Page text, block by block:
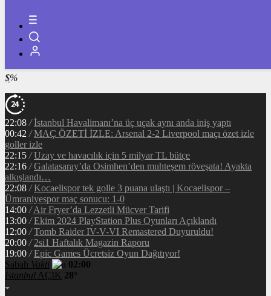
RİPPLE
TETHER
$%
22:08 / İstanbul Havalimanı’na üç uçak aynı anda iniş yaptı
00:42 / MAÇ ÖZETİ İZLE: Arsenal 2-2 Liverpool maçı özet izle
goller izle
22:15 / Uzay ve havacılık için 5 milyar TL bütçe
22:16 / Galatasaray’da Osimhen’den muhteşem röveşata! Ayakta
alkışlandı…
22:08 / Kocaelispor tek golle 3 puana ulaştı | Kocaelispor –
Ümraniyespor maç sonucu: 1-0
14:00 / Air Fryer’da Lezzetli Mücver Tarifi
13:00 / Ekim 2024 PlayStation Plus Oyunları Açıklandı
12:00 / Tomb Raider IV-V-VI Remastered Duyuruldu!
20:00 / 2si1 Haftalık Magazin Raporu
19:00 / Epic Games Ücretsiz Oyun Dağıtıyor!
Sabah Vakti
02:00
İstanbul AÇIK 28°